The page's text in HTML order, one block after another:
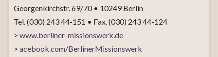
Georgenkirchstr. 69/70 • 10249 Berlin
Tel. (030) 243 44-151 • Fax. (030) 243 44-124
> www.berliner-missionswerk.de
> acebook.com/BerlinerMissionswerk